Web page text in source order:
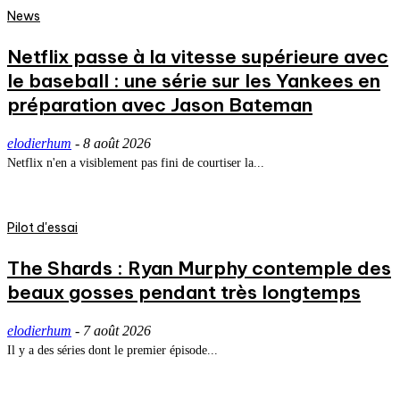
News
Netflix passe à la vitesse supérieure avec
le baseball : une série sur les Yankees en
préparation avec Jason Bateman
elodierhum - 8 août 2026
Netflix n'en a visiblement pas fini de courtiser la...
Pilot d'essai
The Shards : Ryan Murphy contemple des
beaux gosses pendant très longtemps
elodierhum - 7 août 2026
Il y a des séries dont le premier épisode...